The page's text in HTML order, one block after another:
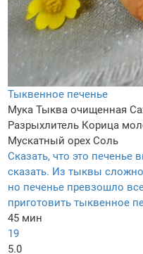
Тыквенное печенье
Мука Тыква очищенная
Разрыхлитель Корица
Мускатный орех Соль
Сказать, что это печенье
сказать. Из тыквы
но печенье превзошло
приготовить тыквенное
45 мин
19
5.0